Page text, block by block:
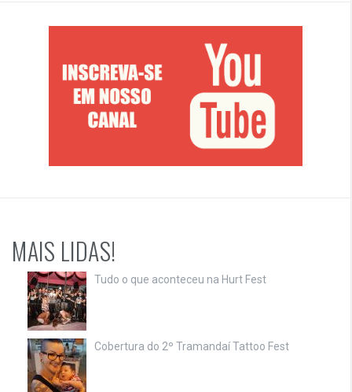
MAIS LIDAS!
Tudo o que aconteceu na Hurt Fest
Cobertura do 2º Tramandaí Tattoo Fest